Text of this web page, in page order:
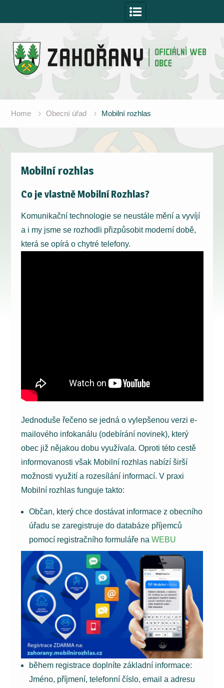
Home Obecní úřad Mobilní rozhlas
Mobilní rozhlas
Co je vlastně Mobilní Rozhlas?
Komunikační technologie se neustále mění a vyvíjí
a i my jsme se rozhodli přizpůsobit moderní době,
která se opírá o chytré telefony.
Jednoduše řečeno se jedná o vylepšenou verzi e-
mailového infokanálu (odebírání novinek), který
obec již nějakou dobu využívala. Oproti této cestě
informovanosti však Mobilní rozhlas nabízí širší
možnosti využití a rozesílání informací. V praxi
Mobilní rozhlas funguje takto:
Občan, který chce dostávat informace z obecního
úřadu se zaregistruje do databáze příjemců
pomocí registračního formuláře na WEBU
během registrace doplníte základní informace:
Jméno, příjmení, telefonní číslo, email a adresu